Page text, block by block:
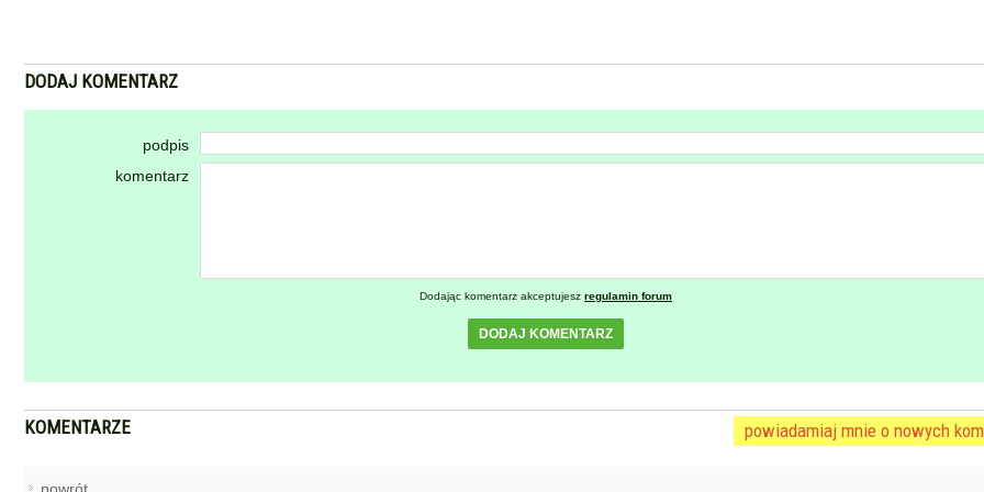
DODAJ KOMENTARZ
podpis
komentarz
Dodając komentarz akceptujesz regulamin forum
DODAJ KOMENTARZ
KOMENTARZE powiadamiaj mnie o nowych